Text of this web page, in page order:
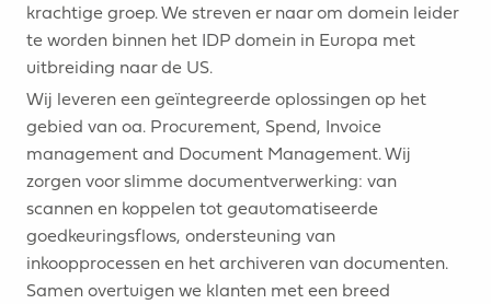
krachtige groep. We streven er naar om domein leider
te worden binnen het IDP domein in Europa met
uitbreiding naar de US.
Wij leveren een geïntegreerde oplossingen op het
gebied van oa. Procurement, Spend, Invoice
management and Document Management. Wij
zorgen voor slimme documentverwerking: van
scannen en koppelen tot geautomatiseerde
goedkeuringsflows, ondersteuning van
inkoopprocessen en het archiveren van documenten.
Samen overtuigen we klanten met een breed